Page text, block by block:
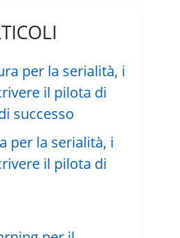
per la serialità, i
il pilota di